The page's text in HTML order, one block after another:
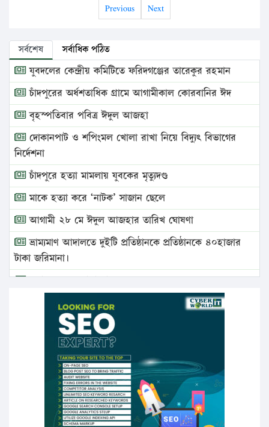
Previous Next
সর্বশেষ সর্বাধিক পঠিত
যুবদলের কেন্দ্রীয় কমিটিতে ফরিদগঞ্জের তারেকুর রহমান
চাঁদপুরের অর্ধশতাধিক গ্রামে আগামীকাল কোরবানির ঈদ
বৃহস্পতিবার পবিত্র ঈদুল আজহা
দোকানপাট ও শপিংমল খোলা রাখা নিয়ে বিদ্যুৎ বিভাগের
নির্দেশনা
চাঁদপুরে হত্যা মামলায় যুবকের মৃত্যুদণ্ড
মাকে হত্যা করে ‘নাটক’ সাজান ছেলে
আগামী ২৮ মে ঈদুল আজহার তারিখ ঘোষণা
ভ্রাম্যমাণ আদালতে দুইটি প্রতিষ্ঠানকে প্রতিষ্ঠানকে ৪০হাজার
টাকা জরিমানা।
এবার লঞ্চের ভাড়া বাড়ল
১৭ থেকে ২১ শতাংশ বিদ্যুতের দাম বাড়ানোর প্রস্তাব পিডিবির
১৬ মে চাঁদপুর ও ২৫ মে ফেনী সফরে যাবেন প্রধানমন্ত্রী
উচ্চশিক্ষায় গৌরবময় অর্জন: পূর্ণ স্কলারশিপে যুক্তরাষ্ট্রে
পিএইচডি করছেন কুয়েটের কৃতি…
সারা দেশে বজ্রাঘাতে ১৪ জনের প্রাণহানি
কঠোর হচ্ছে এসএসসি ও এইচএসসি পরীক্ষা